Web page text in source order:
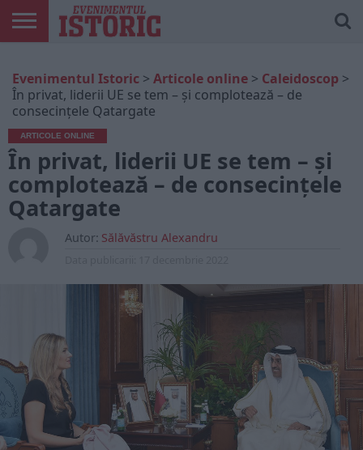
ONLINE
EDIȚII
TIPĂRITE
ISTORIC
PLAY
CONTUL
MEU
Evenimentul Istoric > Articole online > Caleidoscop >
În privat, liderii UE se tem – și complotează – de
consecințele Qatargate
ARTICOLE ONLINE
În privat, liderii UE se tem – și
complotează – de consecințele
Qatargate
Autor: Sălăvăstru Alexandru